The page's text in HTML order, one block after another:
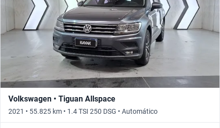
Volkswagen • Tiguan Allspace
2021 • 55.825 km • 1.4 TSI 250 DSG • Automático